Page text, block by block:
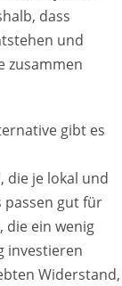
dass
und
zusammen
gibt es
die je lokal und
passen gut für
die ein wenig
investieren
Widerstand,